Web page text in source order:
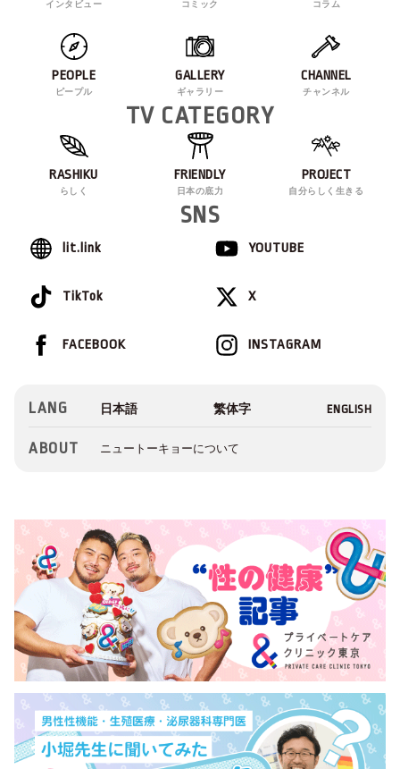
インタビュー コミック コラム
PEOPLE
ピープル
GALLERY
ギャラリー
CHANNEL
チャンネル
TV CATEGORY
RASHIKU
らしく
FRIENDLY
日本の底力
PROJECT
自分らしく生きる
SNS
lit.link YOUTUBE
TikTok X
INSTAGRAM
FACEBOOK
LANG
ABOUT ニュートーキョーについて